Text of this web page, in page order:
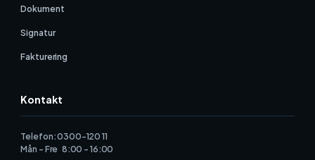
Dokument
Signatur
Fakturering
Kontakt
Telefon: 0300-120 11
Mån - Fre 8:00 - 16:00